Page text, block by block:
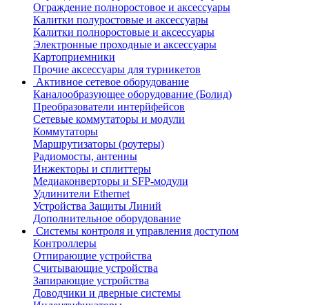
Ограждение полноростовое и аксессуары
Калитки полуростовые и аксессуары
Калитки полноростовые и аксессуары
Электронные проходные и аксессуары
Картоприемники
Прочие аксессуары для турникетов
Активное сетевое оборудование
Каналообразующее оборудование (Болид)
Преобразователи интерйфейсов
Сетевые коммутаторы и модули
Коммутаторы
Маршрутизаторы (роутеры)
Радиомосты, антенны
Инжекторы и сплиттеры
Медиаконверторы и SFP-модули
Удлинители Ethernet
Устройства Защиты Линий
Дополнительное оборудование
Системы контроля и управления доступом
Контроллеры
Отпирающие устройства
Считывающие устройства
Запирающие устройства
Доводчики и дверные системы